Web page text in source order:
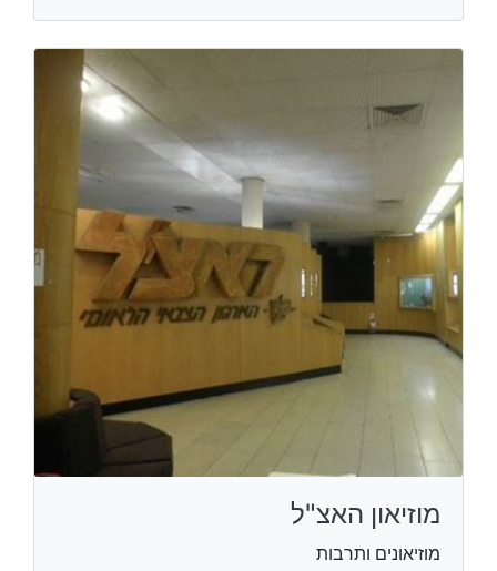
מוזיאון האצ"ל
מוזיאונים ותרבות